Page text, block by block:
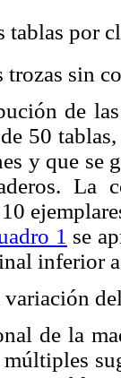
tablas por
trozas sin
de
50
y que se
La
1 se
inferior
de la